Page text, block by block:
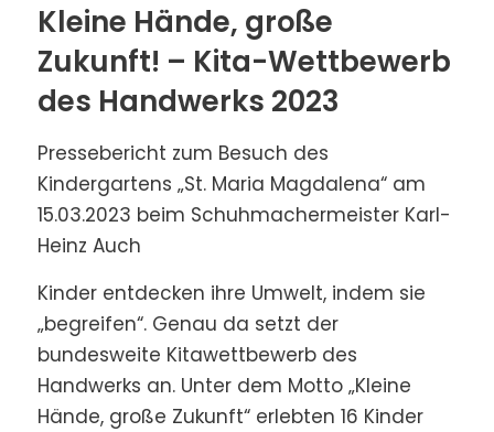
Kleine Hände, große
Zukunft! – Kita-Wettbewerb
des Handwerks 2023
Pressebericht zum Besuch des
Kindergartens „St. Maria Magdalena“ am
15.03.2023 beim Schuhmachermeister Karl-
Heinz Auch
Kinder entdecken ihre Umwelt, indem sie
„begreifen“. Genau da setzt der
bundesweite Kitawettbewerb des
Handwerks an. Unter dem Motto „Kleine
Hände, große Zukunft“ erlebten 16 Kinder